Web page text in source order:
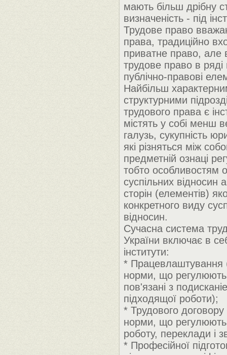
мають більш дрібну
визначеність - під
Трудове право
права, традиційно
приватне право, але
трудове право в
публічно-правові
Найбільш
структурними
трудового права є
містять у собі менш
галузь, сукупність
які різняться між
предметній ознаці
тобто особливостям
суспільних відносин
сторін (елементів)
конкретного виду
відносин.
Сучасна система
України включає в
інститути:
* Працевлаштування
норми, що регулюють
пов'язані з
підходящої роботи);
* Трудового
норми, що
роботу, переклади і
* Професійної